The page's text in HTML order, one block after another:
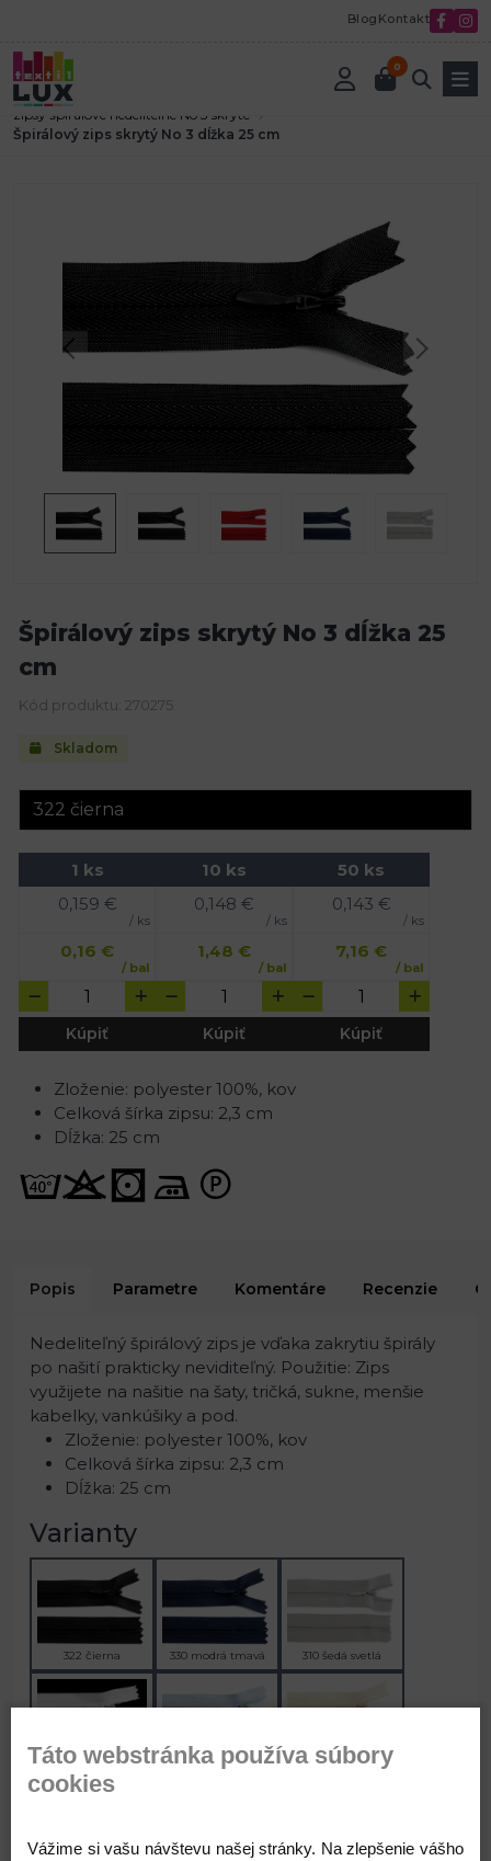
Blog Kontakt
0
Úvod
zipsy špirálové nedeliteľné No 3 skryté
Špirálový zips skrytý No 3 dĺžka 25 cm
Špirálový zips skrytý No 3 dĺžka 25
cm
Kód produktu: 270275
Skladom
1 ks
0,159 €
/ ks
0,16 €
/ bal
Kúpiť
10 ks
0,148 €
/ ks
1,48 €
/ bal
Kúpiť
50 ks
0,143 €
/ ks
7,16 €
/ bal
Kúpiť
Zloženie: polyester 100%, kov
Celková šírka zipsu: 2,3 cm
Dĺžka: 25 cm
Popis Parametre Komentáre Recenzie
Nedeliteľný špirálový zips je vďaka zakrytiu špirály
po našití prakticky neviditeľný. Použitie: Zips
využijete na našitie na šaty, tričká, sukne, menšie
kabelky, vankúšiky a pod.
Zloženie: polyester 100%, kov
Celková šírka zipsu: 2,3 cm
Dĺžka: 25 cm
Varianty
322 čierna 330 modrá tmavá 310 šedá svetlá
183 modrá ľadová 103 bežova biela
Táto webstránka používa súbory
cookies
Vážime si vašu návštevu našej stránky. Na zlepšenie vášho